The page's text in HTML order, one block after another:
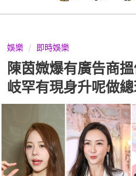
娛樂 即時娛樂
陳茵媺爆有廣告商
岐罕有現身升呢做